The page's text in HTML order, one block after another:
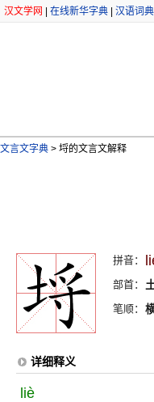
汉文学网 在线新华字典 汉语词典
文言文字典 > 埒的文言文解释
拼音：
部首：
笔顺：
详细释义
liè